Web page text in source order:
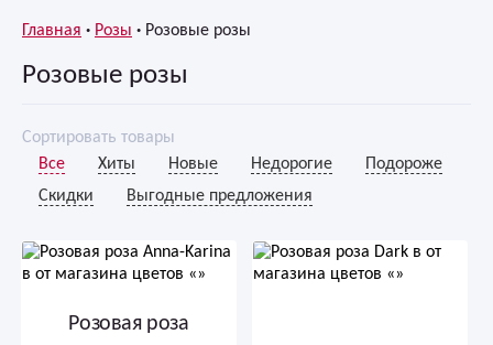
Главная Розы Розовые розы
Розовые розы
Сортировать товары
Все
Хиты Новые Недорогие
Подороже
Скидки
Выгодные предложения
Розовая роза